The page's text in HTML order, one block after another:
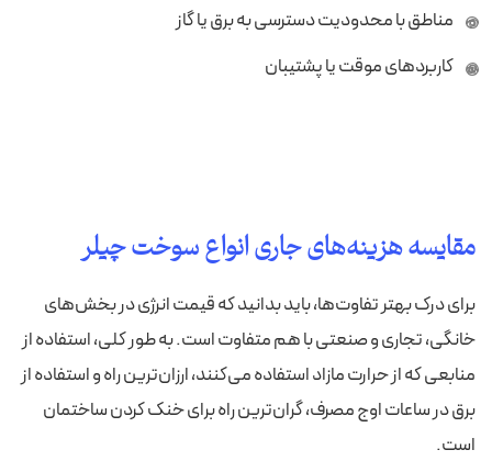
مناطق با محدودیت دسترسی به برق یا گاز
کاربردهای موقت یا پشتیبان
مقایسه هزینه‌های جاری انواع سوخت چیلر
برای درک بهتر تفاوت‌ها، باید بدانید که قیمت انرژی در بخش‌های
خانگی، تجاری و صنعتی با هم متفاوت است. به طور کلی، استفاده از
منابعی که از حرارت مازاد استفاده می‌کنند، ارزان‌ترین راه و استفاده از
برق در ساعات اوج مصرف، گران‌ترین راه برای خنک کردن ساختمان
است.